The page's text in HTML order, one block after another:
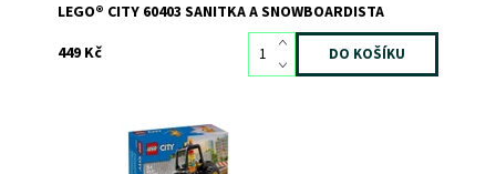
LEGO® CITY 60403 SANITKA A SNOWBOARDISTA
449 Kč
Stavebnice stavebního parního válce pro děti od 5 let